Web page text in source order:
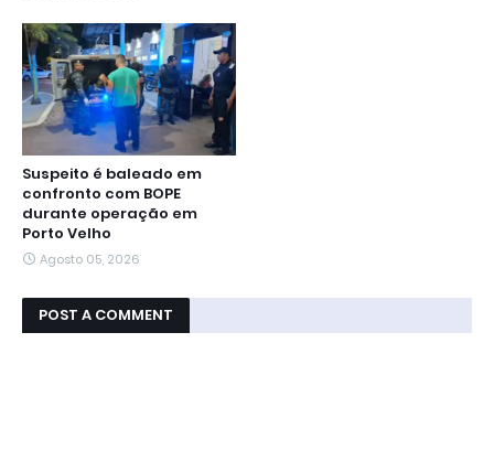
Suspeito é baleado em
confronto com BOPE
durante operação em
Porto Velho
Agosto 05, 2026
POST A COMMENT